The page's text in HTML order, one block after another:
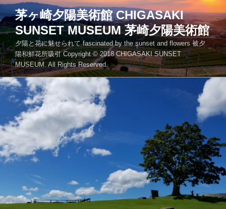
コ
ン
ン
ツ
へ
ス
キ
茅ヶ崎夕陽美術館 CHIGASAKI
SUNSET MUSEUM 茅崎夕陽美術館
夕陽と花に魅せられて fascinated by the sunset and flowers 被夕
陽和鮮花所吸引 Copyright © 2018 CHIGASAKI SUNSET
MUSEUM. All Rights Reserved.